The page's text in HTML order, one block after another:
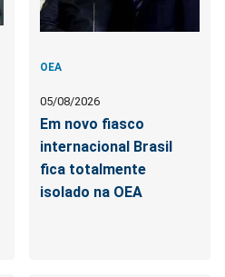
OEA
05/08/2026
Em novo fiasco
internacional Brasil
fica totalmente
isolado na OEA